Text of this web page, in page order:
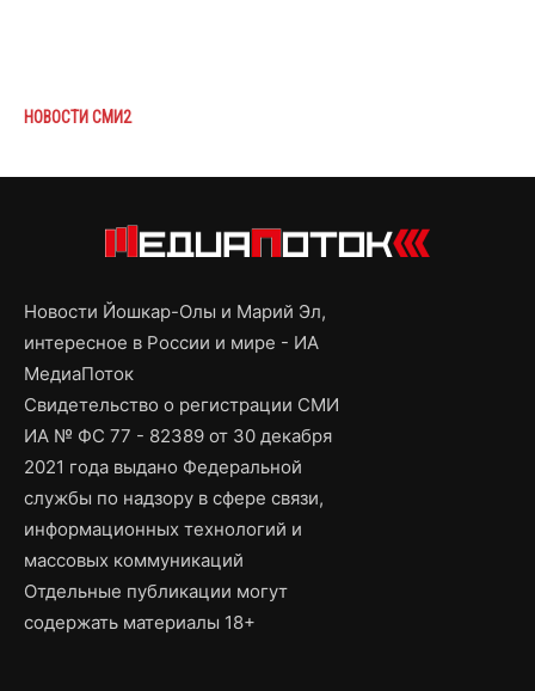
НОВОСТИ СМИ2
Новости Йошкар-Олы и Марий Эл,
интересное в России и мире - ИА
МедиаПоток
Свидетельство о регистрации СМИ
ИА № ФС 77 - 82389 от 30 декабря
2021 года выдано Федеральной
службы по надзору в сфере связи,
информационных технологий и
массовых коммуникаций
Отдельные публикации могут
содержать материалы 18+